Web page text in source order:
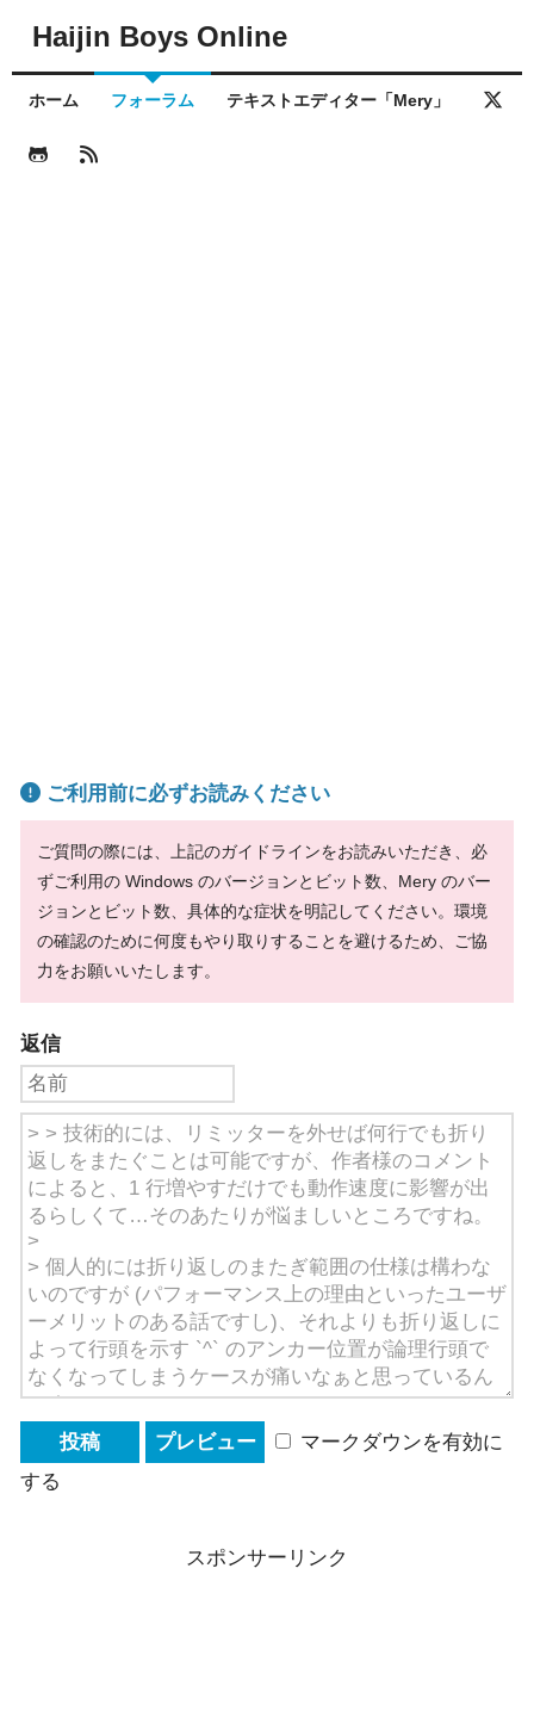
Haijin Boys Online
ホーム フォーラム テキストエディター「Mery」
ご利用前に必ずお読みください
ご質問の際には、上記のガイドラインをお読みいただき、必
ずご利用の Windows のバージョンとビット数、Mery のバー
ジョンとビット数、具体的な症状を明記してください。環境
の確認のために何度もやり取りすることを避けるため、ご協
力をお願いいたします。
返信
マークダウンを有効に
する
スポンサーリンク